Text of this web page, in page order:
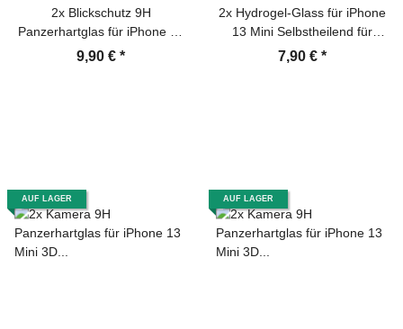
2x Blickschutz 9H
Panzerhartglas für iPhone 13
Mini ANTI-SPY PRIVACY
9,90 € *
2x Hydrogel-Glass für iPhone
13 Mini Selbstheilend für
Micro Kratzer 3D KLAR
7,90 € *
AUF LAGER AUF LAGER